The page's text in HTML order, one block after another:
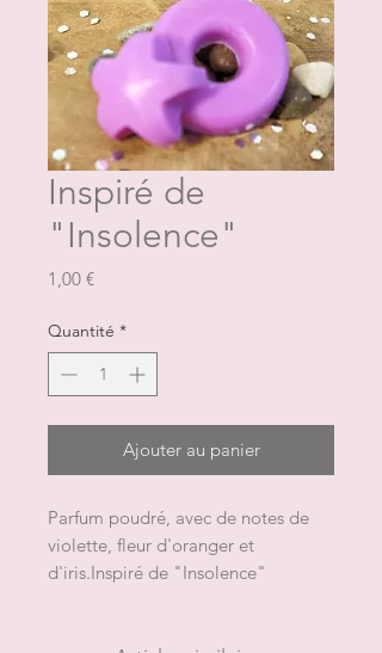
Inspiré de
"Insolence"
1,00 €Prix
Quantité *
Ajouter au panier
Parfum poudré, avec de notes de
violette, fleur d'oranger et
d'iris.Inspiré de "Insolence"